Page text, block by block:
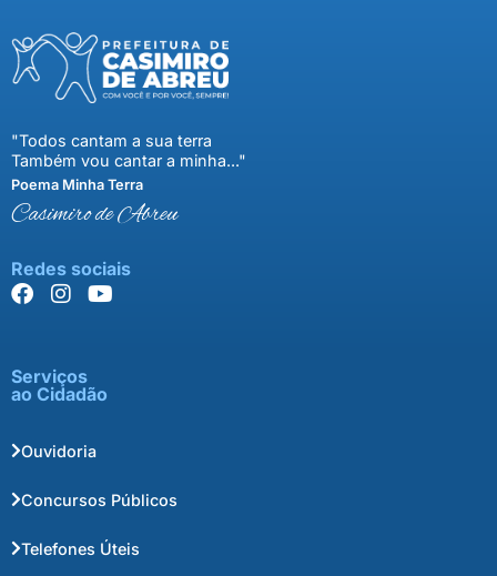
"Todos cantam a sua terra
Também vou cantar a minha..."
Poema Minha Terra
Casimiro de Abreu
Redes sociais
Serviços
ao Cidadão
Ouvidoria
Concursos Públicos
Telefones Úteis